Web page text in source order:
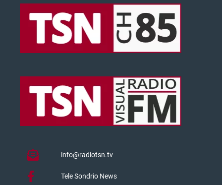
info@radiotsn.tv
Tele Sondrio News